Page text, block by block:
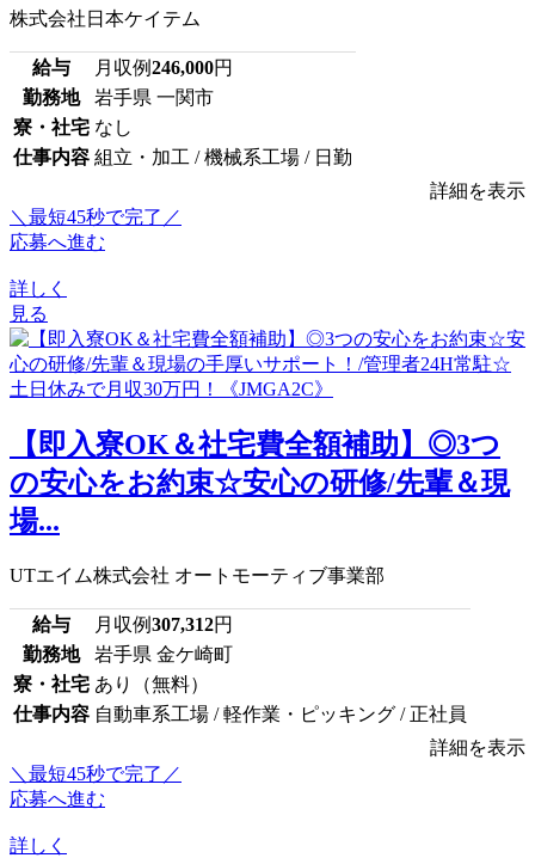
株式会社日本ケイテム
給与 月収例246,000円
勤務地
岩手県 一関市
寮・社宅 なし
仕事内容 組立・加工 / 機械系工場 / 日勤
詳細を表示
＼最短45秒で完了／
応募へ進む
詳しく
見る
【即入寮OK＆社宅費全額補助】◎3つ
の安心をお約束☆安心の研修/先輩＆現
場...
UTエイム株式会社 オートモーティブ事業部
給与 月収例307,312円
勤務地
岩手県 金ケ崎町
寮・社宅 あり（無料）
仕事内容 自動車系工場 / 軽作業・ピッキング / 正社員
詳細を表示
＼最短45秒で完了／
応募へ進む
詳しく